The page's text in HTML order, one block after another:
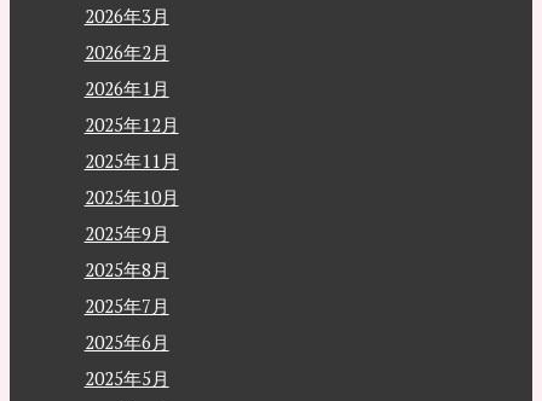
2026年3月
2026年2月
2026年1月
2025年12月
2025年11月
2025年10月
2025年9月
2025年8月
2025年7月
2025年6月
2025年5月